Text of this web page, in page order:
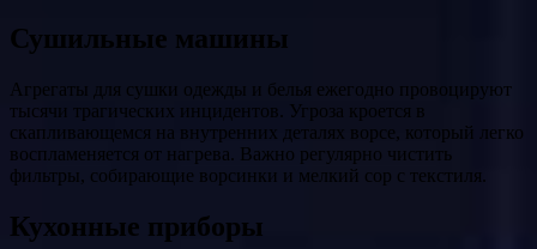
Сушильные машины
Агрегаты для сушки одежды и белья ежегодно провоцируют
тысячи трагических инцидентов. Угроза кроется в
скапливающемся на внутренних деталях ворсе, который легко
воспламеняется от нагрева. Важно регулярно чистить
фильтры, собирающие ворсинки и мелкий сор с текстиля.
Кухонные приборы